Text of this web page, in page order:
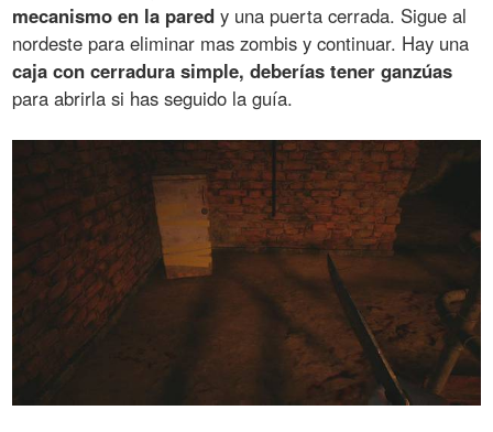
mecanismo en la pared y una puerta cerrada. Sigue al
nordeste para eliminar mas zombis y continuar. Hay una
caja con cerradura simple, deberías tener ganzúas
para abrirla si has seguido la guía.